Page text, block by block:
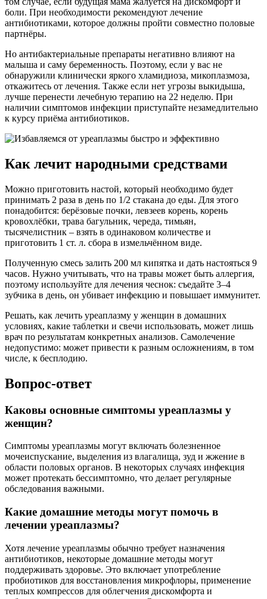
боли. При необходимости рекомендуют лечение
антибиотиками, которое должны пройти совместно половые
партнёры.
Но антибактериальные препараты негативно влияют на
малыша и саму беременность. Поэтому, если у вас не
обнаружили клинически яркого хламидиоза, микоплазмоза,
откажитесь от лечения. Также если нет угрозы выкидыша,
лучше перенести лечебную терапию на 22 неделю. При
наличии симптомов инфекции приступайте незамедлительно
к курсу приёма антибиотиков.
Как лечит народными средствами
Можно приготовить настой, который необходимо будет
принимать 2 раза в день по 1/2 стакана до еды. Для этого
понадобится: берёзовые почки, левзеев корень, корень
кровохлёбки, трава багульник, череда, тимьян,
тысячелистник – взять в одинаковом количестве и
приготовить 1 ст. л. сбора в измельчённом виде.
Полученную смесь залить 200 мл кипятка и дать настояться 9
часов. Нужно учитывать, что на травы может быть аллергия,
поэтому используйте для лечения чеснок: съедайте 3–4
зубчика в день, он убивает инфекцию и повышает иммунитет.
Решать, как лечить уреаплазму у женщин в домашних
условиях, какие таблетки и свечи использовать, может лишь
врач по результатам конкретных анализов. Самолечение
недопустимо: может привести к разным осложнениям, в том
числе, к бесплодию.
Вопрос-ответ
Каковы основные симптомы уреаплазмы у
женщин?
Симптомы уреаплазмы могут включать болезненное
мочеиспускание, выделения из влагалища, зуд и жжение в
области половых органов. В некоторых случаях инфекция
может протекать бессимптомно, что делает регулярные
обследования важными.
Какие домашние методы могут помочь в
лечении уреаплазмы?
Хотя лечение уреаплазмы обычно требует назначения
антибиотиков, некоторые домашние методы могут
поддерживать здоровье. Это включает употребление
пробиотиков для восстановления микрофлоры, применение
теплых компрессов для облегчения дискомфорта и